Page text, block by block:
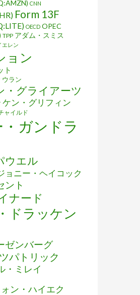
CNN
Form 13F
OECD OPEC
TPP アダム・スミス
エレン
ョン
ト
ウラン
・グライアーツ
ケン・グリフィン
ャイルド
ガンドラ
ウエル
ョニー・ヘイコック
ント
ナード
ドラッケン
ゼンバーグ
パトリック
・ミレイ
ン・ハイエク